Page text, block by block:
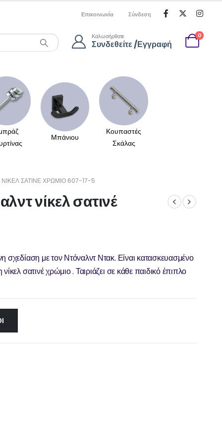
Επικοινωνία Σύνδεση
Καλωσήρθατε
Συνδεθείτε /Εγγραφή
0
Μπάνιου
Κουπαστές
Σκάλας
ΣΑΤΙΝΈ ΧΡΏΜΙΟ 607-17-5
νίκελ σατινέ
σχεδίαση με τον Ντόναλντ Ντακ. Είναι κατασκευασμένο
σατινέ χρώμιο . Ταιριάζει σε κάθε παιδικό έπιπλο